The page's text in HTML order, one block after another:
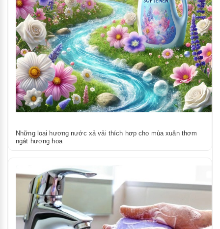
Những loại hương nước xả vải thích hơp cho mùa xuân thơm
ngát hương hoa